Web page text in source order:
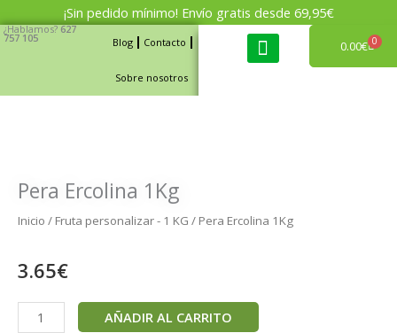
al
¡Sin pedido mínimo! Envío gratis desde 69,95€
¿Hablamos?627
757 105 Blog Contacto
Sobre nosotros
0.00€ 0
Pera Ercolina 1Kg
Inicio / Fruta personalizar - 1 KG / Pera Ercolina 1Kg
3.65€
Pera
AÑADIR AL CARRITO